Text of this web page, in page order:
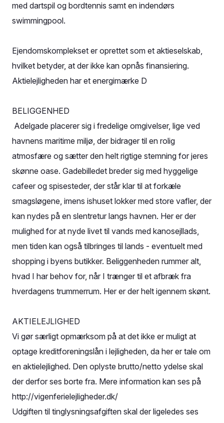
med dartspil og bordtennis samt en indendørs
swimmingpool.
Ejendomskomplekset er oprettet som et aktieselskab,
hvilket betyder, at der ikke kan opnås finansiering.
Aktielejligheden har et energimærke D
BELIGGENHED
Adelgade placerer sig i fredelige omgivelser, lige ved
havnens maritime miljø, der bidrager til en rolig
atmosfære og sætter den helt rigtige stemning for jeres
skønne oase. Gadebilledet breder sig med hyggelige
cafeer og spisesteder, der står klar til at forkæle
smagsløgene, imens ishuset lokker med store vafler, der
kan nydes på en slentretur langs havnen. Her er der
mulighed for at nyde livet til vands med kanosejllads,
men tiden kan også tilbringes til lands - eventuelt med
shopping i byens butikker. Beliggenheden rummer alt,
hvad I har behov for, når I trænger til et afbræk fra
hverdagens trummerrum. Her er der helt igennem skønt.
AKTIELEJLIGHED
Vi gør særligt opmærksom på at det ikke er muligt at
optage kreditforeningslån i lejligheden, da her er tale om
en aktielejlighed. Den oplyste brutto/netto ydelse skal
der derfor ses borte fra. Mere information kan ses på
http://vigenferielejligheder.dk/
Udgiften til tinglysningsafgiften skal der ligeledes ses